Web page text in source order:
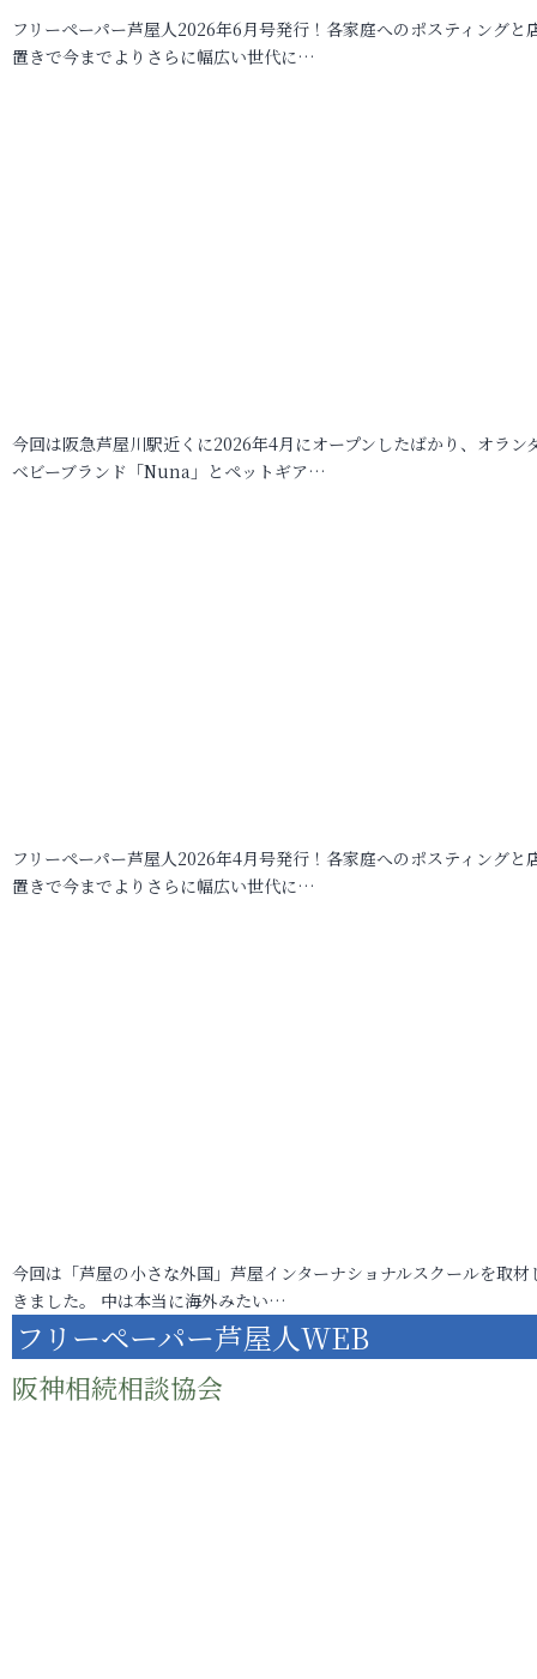
フリーペーパー芦屋人2026年6月号発行！各家庭へのポスティングと
置きで今までよりさらに幅広い世代に…
今回は阪急芦屋川駅近くに2026年4月にオープンしたばかり、オラン
ベビーブランド「Nuna」とペットギア…
フリーペーパー芦屋人2026年4月号発行！各家庭へのポスティングと
置きで今までよりさらに幅広い世代に…
今回は「芦屋の小さな外国」芦屋インターナショナルスクールを取材
きました。 中は本当に海外みたい…
フリーペーパー芦屋人WEB
阪神相続相談協会